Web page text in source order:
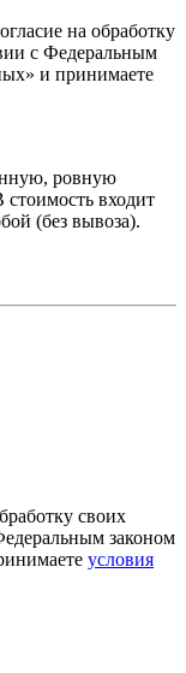
на обработку
с Федеральным
и принимаете
ровную
стоимость входит
(без вывоза).
своих
законом
условия